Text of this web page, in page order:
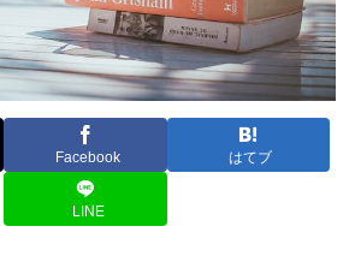
Facebook はてブ
LINE